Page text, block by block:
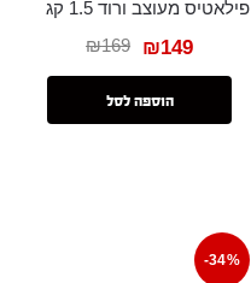
פילאטיס מעוצב ורוד 1.5 קג
₪169 ₪149
הוספה לסל
-34%